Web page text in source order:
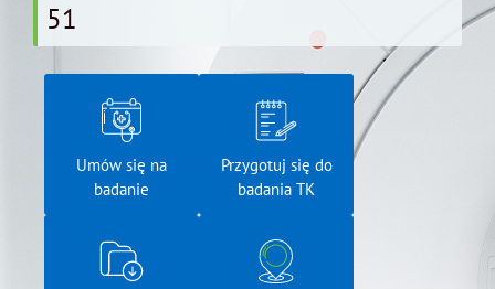
51
Umów się na
badanie
Przygotuj się do
badania TK